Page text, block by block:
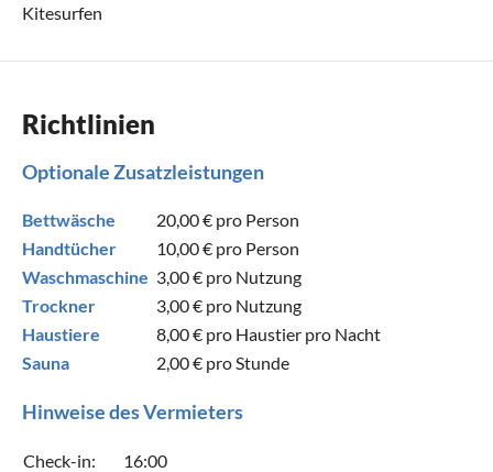
Kitesurfen
Richtlinien
Optionale Zusatzleistungen
Bettwäsche 20,00 € pro Person
Handtücher
10,00 € pro Person
Waschmaschine 3,00 € pro Nutzung
Trockner
3,00 € pro Nutzung
Haustiere
8,00 € pro Haustier pro Nacht
Sauna
2,00 € pro Stunde
Hinweise des Vermieters
Check-in:
16:00